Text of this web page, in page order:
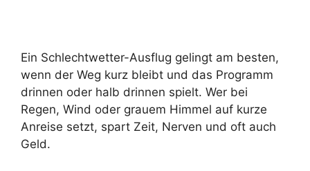
Ein Schlechtwetter-Ausflug gelingt am besten,
wenn der Weg kurz bleibt und das Programm
drinnen oder halb drinnen spielt. Wer bei
Regen, Wind oder grauem Himmel auf kurze
Anreise setzt, spart Zeit, Nerven und oft auch
Geld.